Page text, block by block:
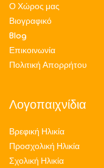
Ο Χώρος μας
Βιογραφικό
Blog
Επικοινωνία
Πολιτική Απορρήτου
Λογοπαιχνίδια
Βρεφική Ηλικία
Προσχολική Ηλικία
Σχολική Ηλικία